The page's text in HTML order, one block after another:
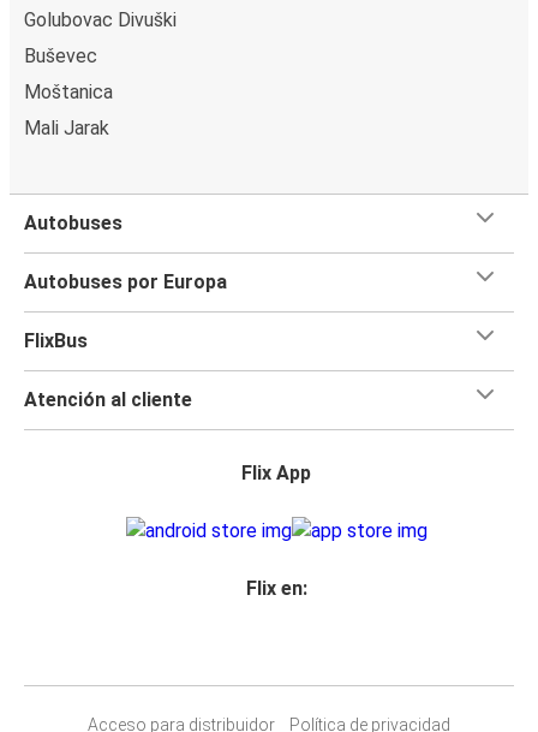
Golubovac Divuški
Buševec
Moštanica
Mali Jarak
Autobuses
Autobuses por Europa
FlixBus
Atención al cliente
Flix App
Flix en:
Acceso para distribuidor Política de privacidad